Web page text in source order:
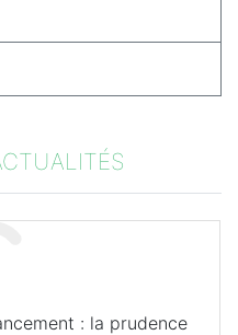
: la prudence